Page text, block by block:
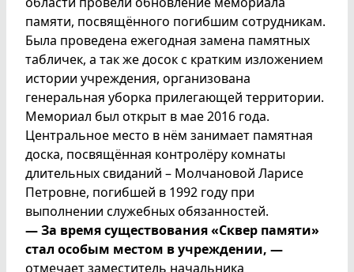
памяти, посвящённого погибшим сотрудникам.
Была проведена ежегодная замена памятных
табличек, а так же досок с кратким изложением
истории учреждения, организована
генеральная уборка прилегающей территории.
Мемориал был открыт в мае 2016 года.
Центральное место в нём занимает памятная
доска, посвящённая контролёру комнаты
длительных свиданий – Молчановой Ларисе
Петровне, погибшей в 1992 году при
выполнении служебных обязанностей.
— За время существования «Сквер памяти»
стал особым местом в учреждении, —
отмечает заместитель начальника